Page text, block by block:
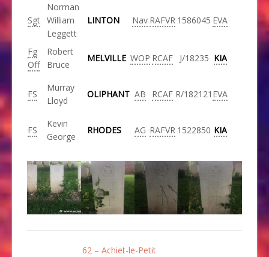
Sgt
Norman
William
Leggett
LINTON Nav RAFVR 1586045 EVA
Fg
Off
Robert
Bruce
MELVILLE WOP RCAF J/18235 KIA
FS
Murray
Lloyd
OLIPHANT AB RCAF R/182121 EVA
FS
Kevin
George
RHODES AG RAFVR 1522850 KIA
62 – Achiet-le-Petit